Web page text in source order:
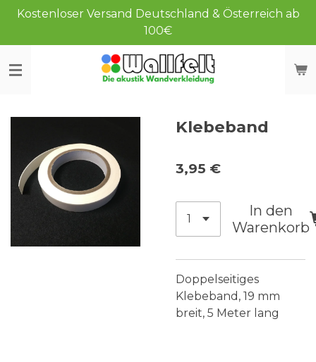
Zum
springen
Kostenloser Versand Deutschland & Österreich ab
100€
Klebeband
3,95 €
In den
Warenkorb
Doppelseitiges
Klebeband, 19 mm
breit, 5 Meter lang